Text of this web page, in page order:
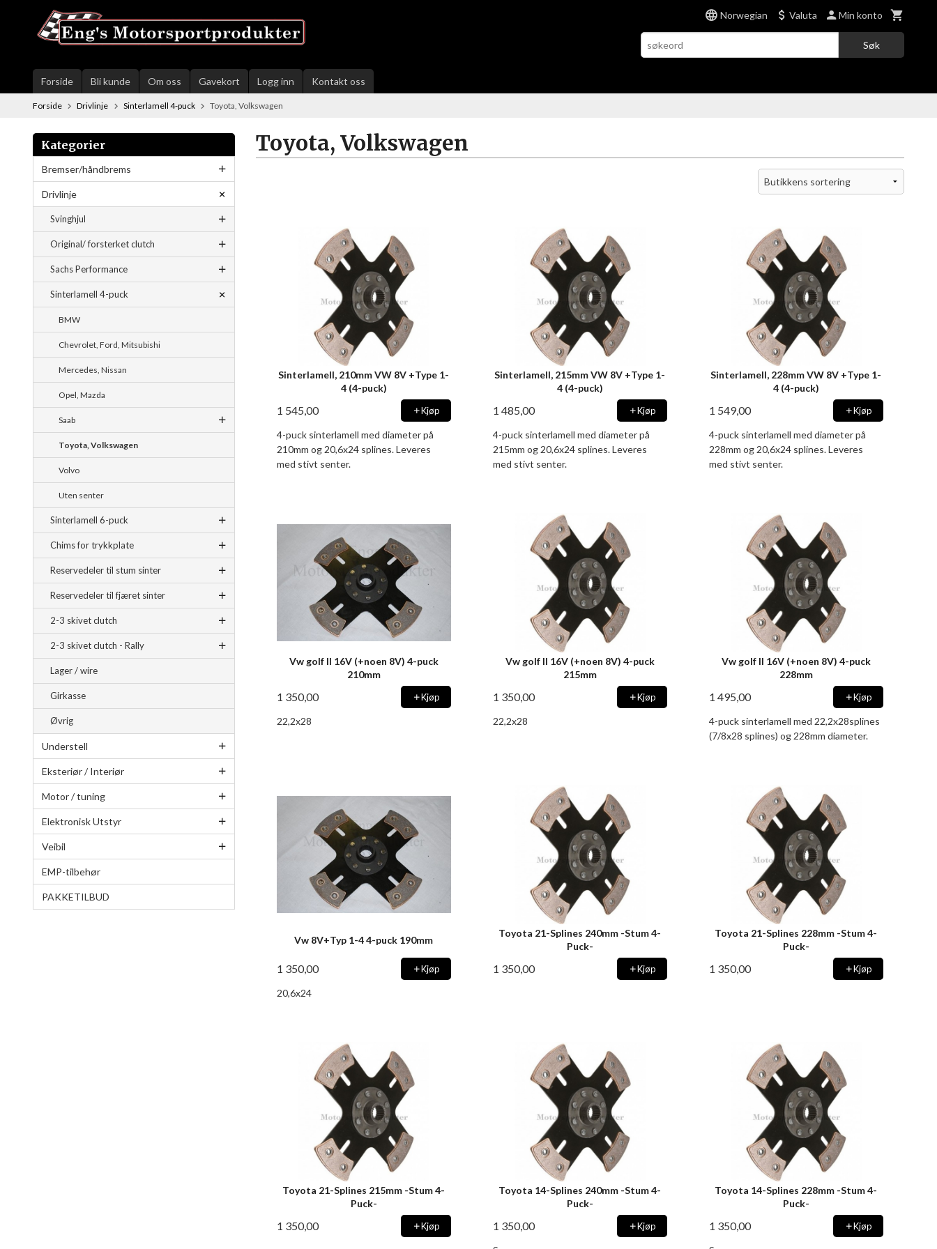
innholdet
Norwegian Valuta Min konto
Søk
Forside Bli kunde Om oss Gavekort Logg inn Kontakt oss
Forside Drivlinje Sinterlamell 4-puck Toyota, Volkswagen
Kategorier
Bremser/håndbrems
Drivlinje
Svinghjul
Original/ forsterket clutch
Sachs Performance
Sinterlamell 4-puck
BMW
Chevrolet, Ford, Mitsubishi
Mercedes, Nissan
Opel, Mazda
Saab
Toyota, Volkswagen
Volvo
Uten senter
Sinterlamell 6-puck
Chims for trykkplate
Reservedeler til stum sinter
Reservedeler til fjæret sinter
2-3 skivet clutch
2-3 skivet clutch - Rally
Lager / wire
Girkasse
Øvrig
Understell
Eksteriør / Interiør
Motor / tuning
Elektronisk Utstyr
Veibil
EMP-tilbehør
PAKKETILBUD
Toyota, Volkswagen
Sinterlamell, 210mm VW 8V +Type 1-
4 (4-puck)
1 545,00 Kjøp
4-puck sinterlamell med diameter på
210mm og 20,6x24 splines. Leveres
med stivt senter.
Sinterlamell, 215mm VW 8V +Type 1-
4 (4-puck)
1 485,00 Kjøp
4-puck sinterlamell med diameter på
215mm og 20,6x24 splines. Leveres
med stivt senter.
Sinterlamell, 228mm VW 8V +Type 1-
4 (4-puck)
1 549,00 Kjøp
4-puck sinterlamell med diameter på
228mm og 20,6x24 splines. Leveres
med stivt senter.
Vw golf II 16V (+noen 8V) 4-puck
210mm
1 350,00 Kjøp
22,2x28
Vw golf II 16V (+noen 8V) 4-puck
215mm
1 350,00 Kjøp
22,2x28
Vw golf II 16V (+noen 8V) 4-puck
228mm
1 495,00 Kjøp
4-puck sinterlamell med 22,2x28splines
(7/8x28 splines) og 228mm diameter.
Vw 8V+Typ 1-4 4-puck 190mm
1 350,00 Kjøp
20,6x24
Toyota 21-Splines 240mm -Stum 4-
Puck-
1 350,00 Kjøp
Toyota 21-Splines 228mm -Stum 4-
Puck-
1 350,00 Kjøp
Toyota 21-Splines 215mm -Stum 4-
Puck-
1 350,00 Kjøp
Toyota 14-Splines 240mm -Stum 4-
Puck-
1 350,00 Kjøp
Toyota 14-Splines 228mm -Stum 4-
Puck-
1 350,00 Kjøp